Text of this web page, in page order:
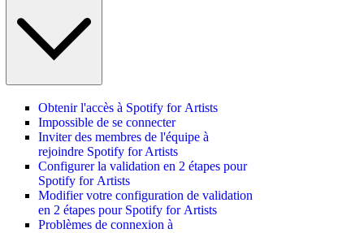
Obtenir l'accès à Spotify for Artists
Impossible de se connecter
Inviter des membres de l'équipe à
rejoindre Spotify for Artists
Configurer la validation en 2 étapes pour
Spotify for Artists
Modifier votre configuration de validation
en 2 étapes pour Spotify for Artists
Problèmes de connexion à